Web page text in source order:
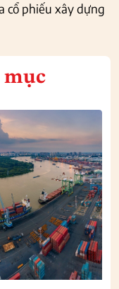
cổ phiếu xây dựng
mục